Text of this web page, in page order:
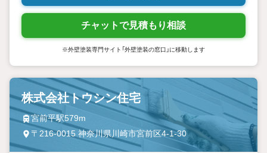
チャットで見積もり相談
※外壁塗装専門サイト「外壁塗装の窓口」に移動します
株式会社トウシン住宅
宮前平駅579m
〒216-0015 神奈川県川崎市宮前区4-1-30